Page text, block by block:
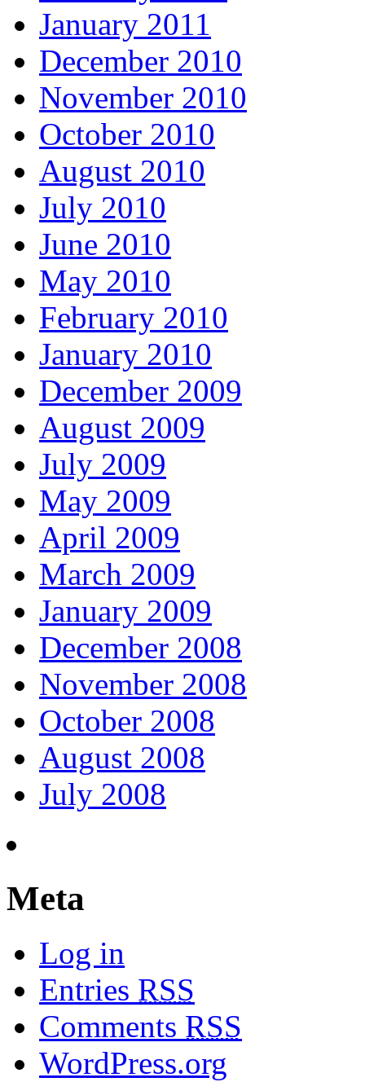
January 2011
December 2010
November 2010
October 2010
August 2010
July 2010
June 2010
May 2010
February 2010
January 2010
December 2009
August 2009
July 2009
May 2009
April 2009
March 2009
January 2009
December 2008
November 2008
October 2008
August 2008
July 2008
Meta
Log in
Entries RSS
Comments RSS
WordPress.org